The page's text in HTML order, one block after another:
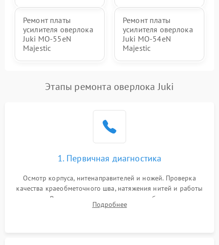
Ремонт платы
усилителя оверлока
Juki MO-55eN
Majestic
Ремонт платы
усилителя оверлока
Juki MO-54eN
Majestic
Этапы ремонта оверлока Juki
1. Первичная диагностика
Осмотр корпуса, нитенаправителей и ножей. Проверка
качества краеобметочного шва, натяжения нитей и работы
педали. Выявление пропусков стежков, обрывов нити,
заклинивания или тупого среза ткани на тестовом образце.
Подробнее